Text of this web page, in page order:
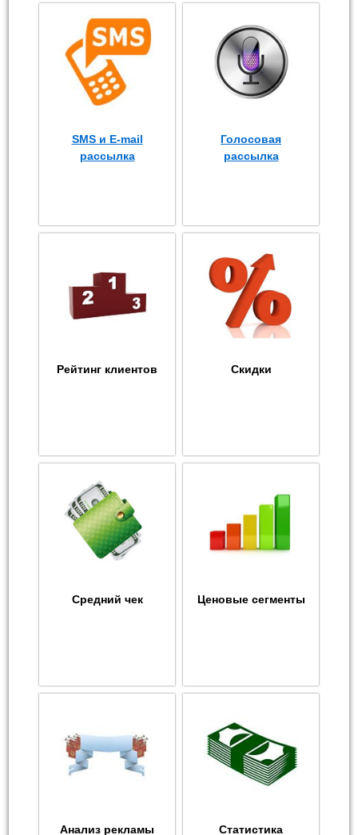
SMS и E-mail
рассылка
Голосовая
рассылка
Рейтинг клиентов Скидки
Средний чек Ценовые сегменты
Анализ рекламы Статистика